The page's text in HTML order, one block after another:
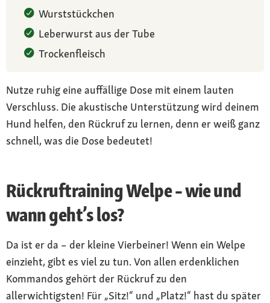
Wurststückchen
Leberwurst aus der Tube
Trockenfleisch
Nutze ruhig eine auffällige Dose mit einem lauten
Verschluss. Die akustische Unterstützung wird deinem
Hund helfen, den Rückruf zu lernen, denn er weiß ganz
schnell, was die Dose bedeutet!
Rückruftraining Welpe – wie und
wann geht’s los?
Da ist er da – der kleine Vierbeiner! Wenn ein Welpe
einzieht, gibt es viel zu tun. Von allen erdenklichen
Kommandos gehört der Rückruf zu den
allerwichtigsten! Für „Sitz!“ und „Platz!“ hast du später